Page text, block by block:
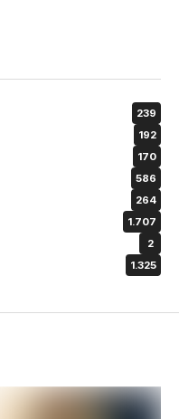
239
192
170
586
264
1.707
2
1.325